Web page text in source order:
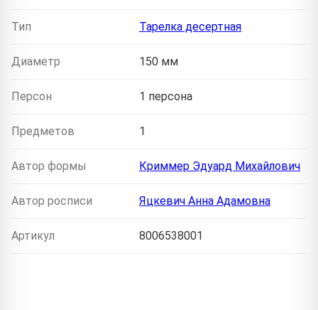
Тип Тарелка десертная
Диаметр 150 мм
Персон 1 персона
Предметов 1
Автор формы Криммер Эдуард Михайлович
Автор росписи Яцкевич Анна Адамовна
Артикул 8006538001